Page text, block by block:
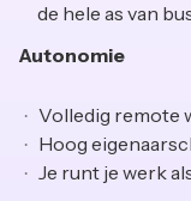
de hele as van
Autonomie
Volledig remote
Hoog
Je runt je werk